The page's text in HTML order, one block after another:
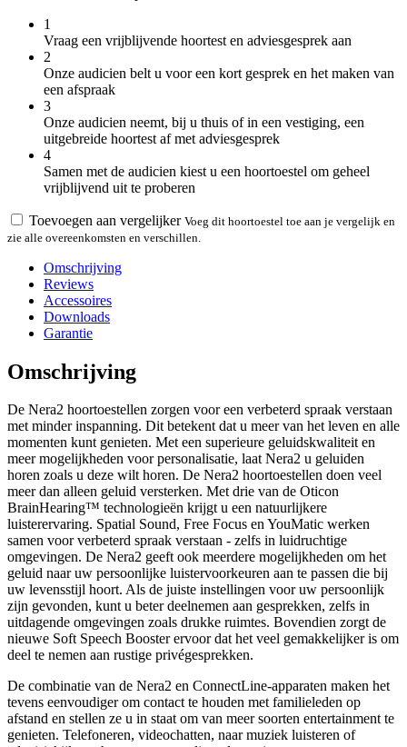
1
Vraag een vrijblijvende hoortest en adviesgesprek aan
2
Onze audicien belt u voor een kort gesprek en het maken van
een afspraak
3
Onze audicien neemt, bij u thuis of in een vestiging, een
uitgebreide hoortest af met adviesgesprek
4
Samen met de audicien kiest u een hoortoestel om geheel
vrijblijvend uit te proberen
Toevoegen aan vergelijker Voeg dit hoortoestel toe aan je vergelijk en
zie alle overeenkomsten en verschillen.
Omschrijving
Reviews
Accessoires
Downloads
Garantie
Omschrijving
De Nera2 hoortoestellen zorgen voor een verbeterd spraak verstaan
met minder inspanning. Dit betekent dat u meer van het leven en alle
momenten kunt genieten. Met een superieure geluidskwaliteit en
meer mogelijkheden voor personalisatie, laat Nera2 u geluiden
horen zoals u deze wilt horen. De Nera2 hoortoestellen doen veel
meer dan alleen geluid versterken. Met drie van de Oticon
BrainHearing™ technologieën krijgt u een natuurlijkere
luisterervaring. Spatial Sound, Free Focus en YouMatic werken
samen voor verbeterd spraak verstaan - zelfs in luidruchtige
omgevingen. De Nera2 geeft ook meerdere mogelijkheden om het
geluid naar uw persoonlijke luistervoorkeuren aan te passen die bij
uw levensstijl hoort. Als de juiste instellingen voor uw persoonlijk
zijn gevonden, kunt u beter deelnemen aan gesprekken, zelfs in
uitdagende omgevingen zoals drukke ruimtes. Bovendien zorgt de
nieuwe Soft Speech Booster ervoor dat het veel gemakkelijker is om
deel te nemen aan rustige privégesprekken.
De combinatie van de Nera2 en ConnectLine-apparaten maken het
tevens eenvoudiger om contact te houden met familieleden op
afstand en stellen ze u in staat om van meer soorten entertainment te
genieten. Telefoneren, videochatten, naar muziek luisteren of